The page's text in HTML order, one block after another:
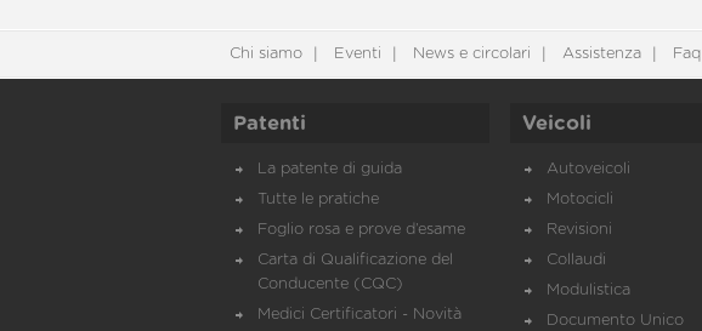
Chi siamo Eventi News e circolari Assistenza Faq
Patenti
La patente di guida
Tutte le pratiche
Foglio rosa e prove d’esame
Carta di Qualificazione del
Conducente (CQC)
Medici Certificatori - Novità
Veicoli
Autoveicoli
Motocicli
Revisioni
Collaudi
Modulistica
Documento Unico